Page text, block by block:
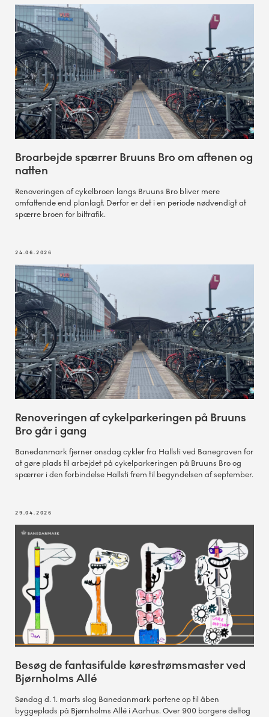
Broarbejde spærrer Bruuns Bro om aftenen og
natten
Renoveringen af cykelbroen langs Bruuns Bro bliver mere
omfattende end planlagt. Derfor er det i en periode nødvendigt at
spærre broen for biltrafik.
24.06.2026
Renoveringen af cykelparkeringen på Bruuns
Bro går i gang
Banedanmark fjerner onsdag cykler fra Hallsti ved Banegraven for
at gøre plads til arbejdet på cykelparkeringen på Bruuns Bro og
spærrer i den forbindelse Hallsti frem til begyndelsen af september.
29.04.2026
Besøg de fantasifulde kørestrømsmaster ved
Bjørnholms Allé
Søndag d. 1. marts slog Banedanmark portene op til åben
byggeplads på Bjørnholms Allé i Aarhus. Over 900 borgere deltog